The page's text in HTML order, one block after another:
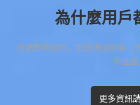
為什麼用戶
透過即時通訊，加速溝通效率；
作生產
更多資訊